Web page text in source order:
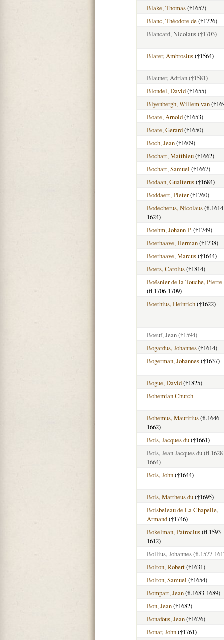
Blake, Thomas(†1657)
Blanc, Théodore de (†1726)
Blancard, Nicolaus(†1703)
Blarer, Ambrosius(†1564)
Blauner, Adrian(†1581)
Blondel, David(†1655)
Blyenbergh, Willem van
Boate, Arnold(†1653)
Boate, Gerard(†1650)
Boch, Jean(†1609)
Bochart, Matthieu(†1662)
Bochart, Samuel (†1667)
Bodaan, Gualterus(†1684)
Boddaert, Pieter(†1760)
Bodecherus, Nicolaus
1624)
Boehm, Johann P.(†1749)
Boerhaave, Herman(†1738)
Boerhaave, Marcus(†1644)
Boers, Carolus(†1814)
Boësnier de la Touche, Pierre
(fl.1706-1709)
Boethius, Heinrich(†1622)
Boeuf, Jean(†1594)
Bogardus, Johannes(†1614)
Bogerman, Johannes(†1637)
Bogue, David(†1825)
Bohemian Church
Bohemus, Mauritius(fl.1646-
1662)
Bois, Jacques du(†1661)
Bois, Jean Jacques du
1664)
Bois, John(†1644)
Bois, Mattheus du(†1695)
Boisbeleau de La Chapelle,
Armand(†1746)
Bokelman, Patroclus(fl.1593-
1612)
Bollius, Johannes(fl.1577-
Bolton, Robert(†1631)
Bolton, Samuel (†1654)
Bompart, Jean(fl.1683-1689)
Bon, Jean(†1682)
Bonafous, Jean(†1676)
Bonar, John(†1761)